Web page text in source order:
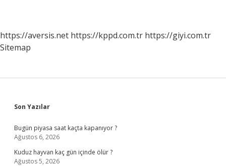
https://aversis.net https://kppd.com.tr https://giyi.com.tr
Sitemap
Sidebar
Son Yazılar
Bugün piyasa saat kaçta kapanıyor ?
Ağustos 6, 2026
Kuduz hayvan kaç gün içinde ölür ?
Ağustos 5, 2026